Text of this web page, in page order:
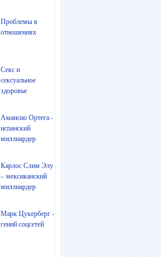
Проблемы в
отношениях
Секс и
сексуальное
здоровье
Амансио Ортега -
испанский
миллиардер
Карлос Слим Элу
– мексиканский
миллиардер
Марк Цукерберг -
гений соцсетей